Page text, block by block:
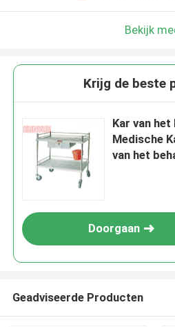
Bekijk
Krijg de beste
Kar van
Medische
van het
Doorgaan
Geadviseerde Producten